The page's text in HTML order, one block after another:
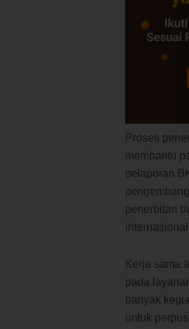
Proses
membantu
pelaporan
penerbitan
Kerja sama
pada
banyak
untuk